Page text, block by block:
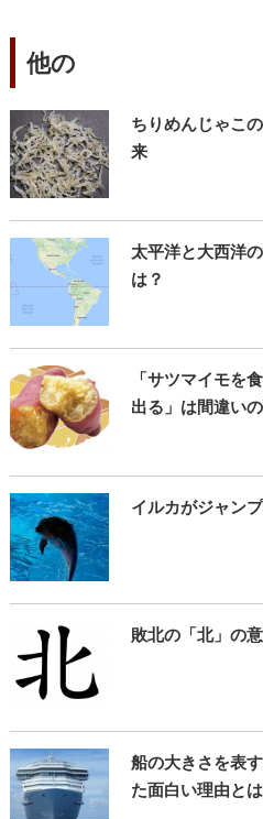
他の
ちりめんじゃこ
来
太平洋と大西洋
は？
「サツマイモを
出る」は間違い
イルカがジャン
敗北の「北」の
船の大きさを表
た面白い理由と